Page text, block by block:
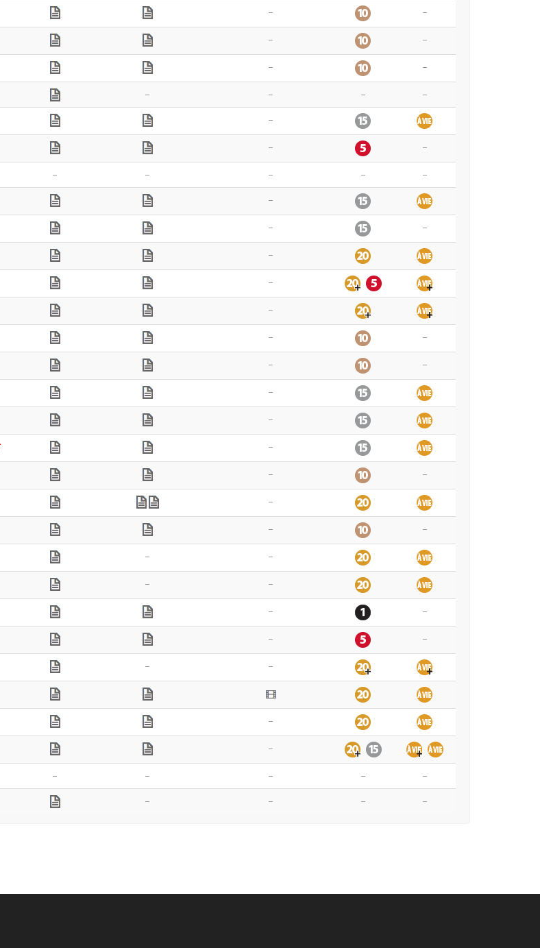
– –
– –
– –
– – – –
–
– –
– – – – –
–
– –
–
–
–
– –
– –
–
–
–
– –
–
– –
– –
– –
– –
– –
– –
–
–
– – – – –
– – – –